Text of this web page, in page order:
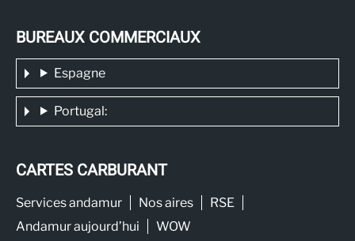
BUREAUX COMMERCIAUX
Espagne
Portugal:
CARTES CARBURANT
Services andamur Nos aires
RSE
Andamur aujourd’hui
WOW